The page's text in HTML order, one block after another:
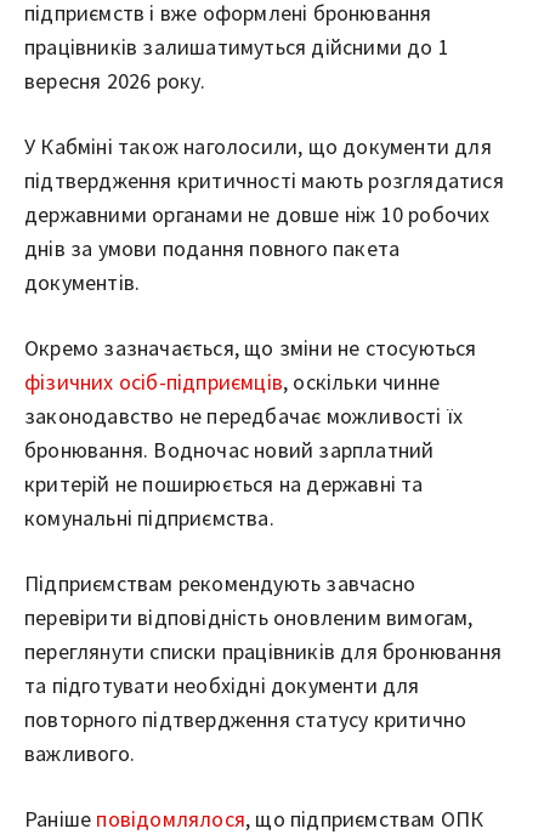
підприємств і вже оформлені бронювання
працівників залишатимуться дійсними до 1
вересня 2026 року.
У Кабміні також наголосили, що документи для
підтвердження критичності мають розглядатися
державними органами не довше ніж 10 робочих
днів за умови подання повного пакета
документів.
Окремо зазначається, що зміни не стосуються
фізичних осіб-підприємців, оскільки чинне
законодавство не передбачає можливості їх
бронювання. Водночас новий зарплатний
критерій не поширюється на державні та
комунальні підприємства.
Підприємствам рекомендують завчасно
перевірити відповідність оновленим вимогам,
переглянути списки працівників для бронювання
та підготувати необхідні документи для
повторного підтвердження статусу критично
важливого.
Раніше повідомлялося, що підприємствам ОПК